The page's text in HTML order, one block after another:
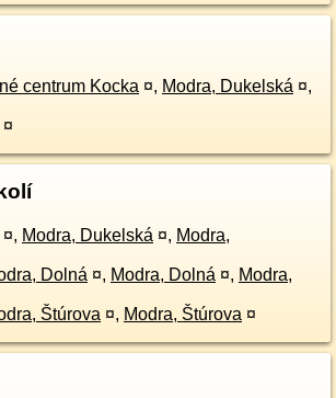
centrum Kocka ¤, Modra, Dukelská ¤,
¤
¤, Modra, Dukelská ¤, Modra,
Dolná ¤, Modra, Dolná ¤, Modra,
Štúrova ¤, Modra, Štúrova ¤